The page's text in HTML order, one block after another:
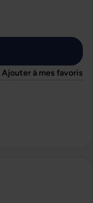
Ajouter à mes favoris